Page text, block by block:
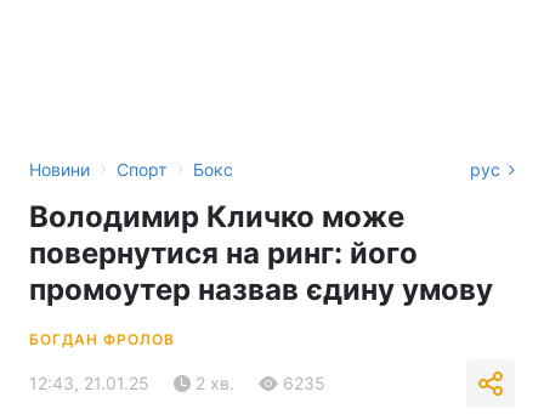
Новини › Спорт › Бокс рус
Володимир Кличко може
повернутися на ринг: його
промоутер назвав єдину умову
БОГДАН ФРОЛОВ
12:43, 21.01.25 2 хв. 6235